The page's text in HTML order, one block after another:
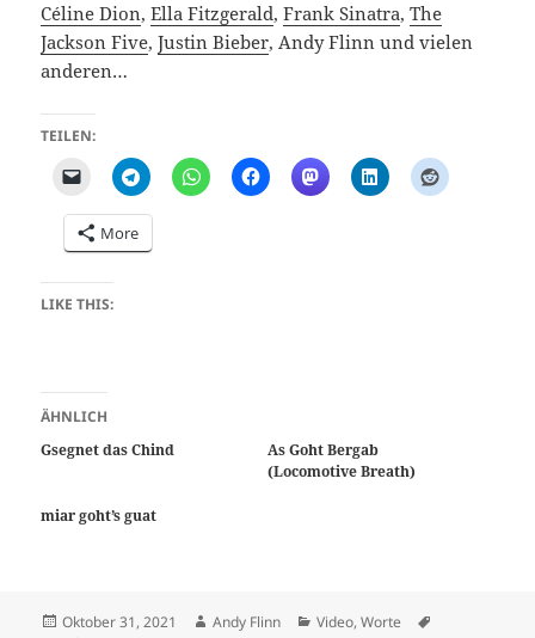
Céline Dion,Ella Fitzgerald,Frank Sinatra,The
Jackson Five,Justin Bieber, Andy Flinn und vielen
anderen…
TEILEN:
More
LIKE THIS:
ÄHNLICH
Gsegnet das Chind
As Goht Bergab
(Locomotive Breath)
miar goht’s guat
Posted
Oktober 31, 2021 Author
Andy Flinn Categories
Video,Worte